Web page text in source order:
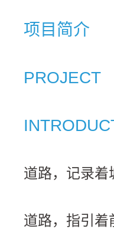
项目简介
PROJECT
道路，记录着
道路，指引着